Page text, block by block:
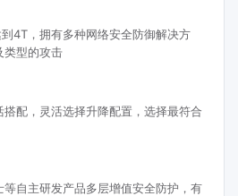
4T，拥有多种网络安全防御解决方
类型的攻击
配，灵活选择升降配置，选择最符合
自主研发产品多层增值安全防护，有